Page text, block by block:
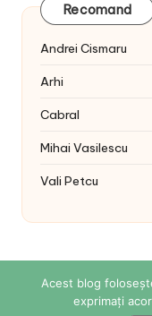
Recomand
Andrei Cismaru
Arhi
Cabral
Mihai Vasilescu
Vali Petcu
Copyright 2026
Acest blog
exprimați